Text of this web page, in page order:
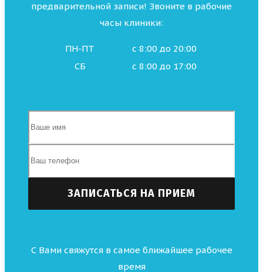
предварительной записи! Звоните в рабочие
часы клиники:
ПН-ПТ
с 8:00 до 20:00
СБ
с 8:00 до 17:00
С Вами свяжутся в самое ближайшее рабочее
время